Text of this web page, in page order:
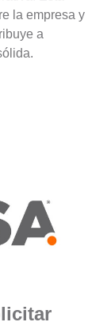
la empresa y
a